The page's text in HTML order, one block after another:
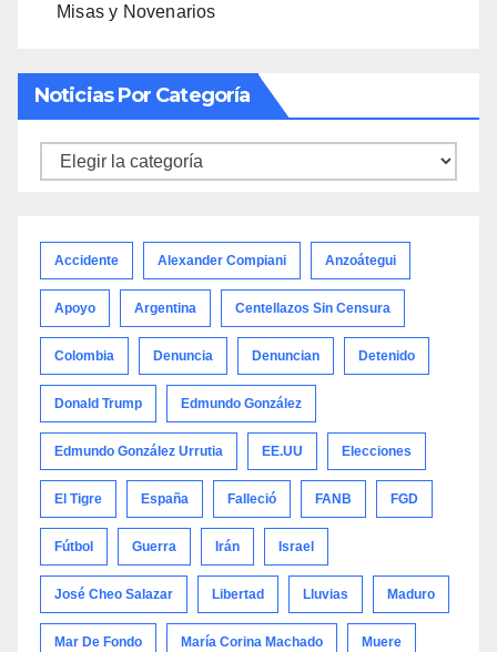
Misas y Novenarios
Noticias Por Categoría
Noticias
Accidente Alexander Compiani Anzoátegui
Apoyo Argentina Centellazos Sin Censura
Colombia Denuncia Denuncian Detenido
Donald Trump Edmundo González
Edmundo González Urrutia EE.UU Elecciones
El Tigre España Falleció FANB FGD
Fútbol Guerra Irán Israel
José Cheo Salazar Libertad Lluvias Maduro
Mar De Fondo María Corina Machado Muere